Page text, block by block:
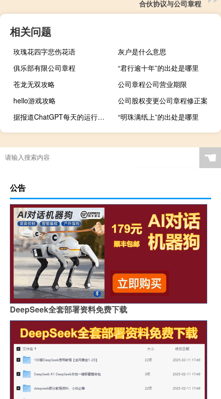
合伙协议与公司章程
相关问题
玫瑰花四字悲伤花语
灰户是什么意思
俱乐部有限公司章程
“君行逾十年”的出处是哪里
苍龙无双攻略
公司章程公司营业期限
hello游戏攻略
公司股权变更公司章程修正案
据报道ChatGPT每天的运行成本为700万美元
“明珠满纸上”的出处是哪里
☚
公告
DeepSeek全套部署资料免费下载